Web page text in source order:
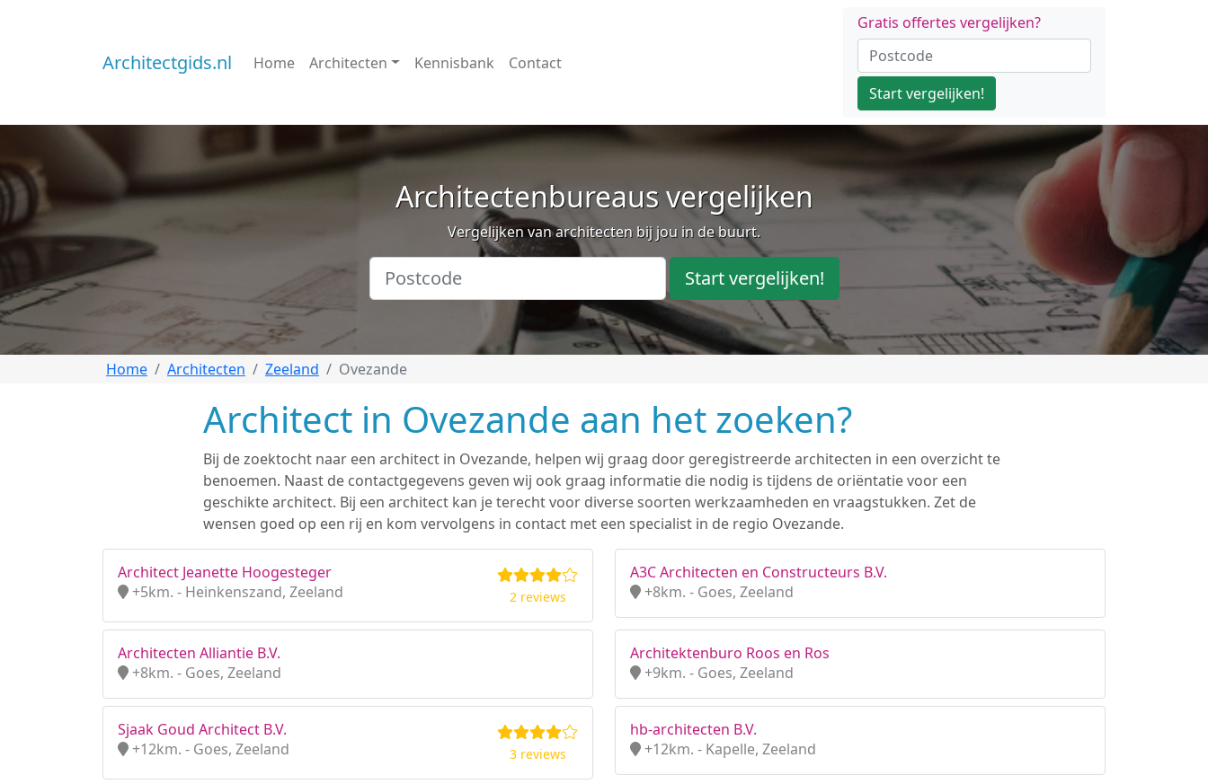
Architectgids.nl Home Architecten Kennisbank Contact
Gratis offertes vergelijken?
Start vergelijken!
Architectenbureaus vergelijken
Vergelijken van architecten bij jou in de buurt.
Start vergelijken!
Home Architecten Zeeland Ovezande
Architect in Ovezande aan het zoeken?
Bij de zoektocht naar een architect in Ovezande, helpen wij graag door geregistreerde architecten in een overzicht te
benoemen. Naast de contactgegevens geven wij ook graag informatie die nodig is tijdens de oriëntatie voor een
geschikte architect. Bij een architect kan je terecht voor diverse soorten werkzaamheden en vraagstukken. Zet de
wensen goed op een rij en kom vervolgens in contact met een specialist in de regio Ovezande.
Architect Jeanette Hoogesteger
+5km. - Heinkenszand, Zeeland
2 reviews
A3C Architecten en Constructeurs B.V.
+8km. - Goes, Zeeland
Architecten Alliantie B.V.
+8km. - Goes, Zeeland
Architektenburo Roos en Ros
+9km. - Goes, Zeeland
Sjaak Goud Architect B.V.
+12km. - Goes, Zeeland
3 reviews
hb-architecten B.V.
+12km. - Kapelle, Zeeland